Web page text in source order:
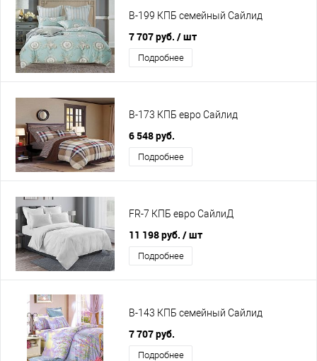
B-199 КПБ семейный Сайлид
7 707 руб. / шт
Подробнее
B-173 КПБ евро Сайлид
6 548 руб.
Подробнее
FR-7 КПБ евро СайлиД
11 198 руб. / шт
Подробнее
B-143 КПБ семейный Сайлид
7 707 руб.
Подробнее